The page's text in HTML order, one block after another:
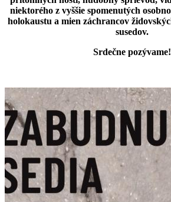
niektorého z vyššie spomenutých
holokaustu a mien záchrancov
susedov.
Srdečne pozývame!